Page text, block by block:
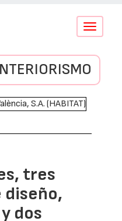
Conmutar
tres
dos